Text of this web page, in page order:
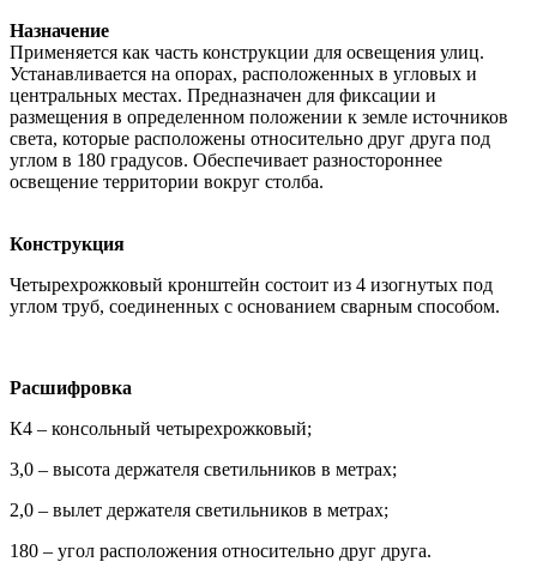
Назначение
Применяется как часть конструкции для освещения улиц.
Устанавливается на опорах, расположенных в угловых и
центральных местах. Предназначен для фиксации и
размещения в определенном положении к земле источников
света, которые расположены относительно друг друга под
углом в 180 градусов. Обеспечивает разностороннее
освещение территории вокруг столба.
Конструкция
Четырехрожковый кронштейн состоит из 4 изогнутых под
углом труб, соединенных с основанием сварным способом.
Расшифровка
К4 – консольный четырехрожковый;
3,0 – высота держателя светильников в метрах;
2,0 – вылет держателя светильников в метрах;
180 – угол расположения относительно друг друга.